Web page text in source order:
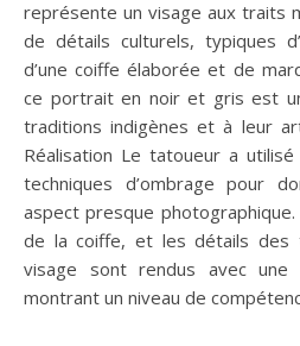
représente un visage aux traits
de détails culturels, typiques
d’une coiffe élaborée et de
ce portrait en noir et gris est
traditions indigènes et à leur
Réalisation Le tatoueur a
techniques d’ombrage pour
aspect presque
de la coiffe, et les détails des
visage sont rendus avec une
montrant un niveau de